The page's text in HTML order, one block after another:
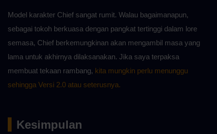
Model karakter Chief sangat rumit. Walau bagaimanapun,
sebagai tokoh berkuasa dengan pangkat tertinggi dalam lore
semasa, Chief berkemungkinan akan mengambil masa yang
lama untuk akhirnya dilaksanakan. Jika saya terpaksa
membuat tekaan rambang, kita mungkin perlu menunggu
sehingga Versi 2.0 atau seterusnya.
Kesimpulan